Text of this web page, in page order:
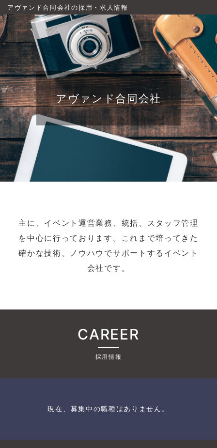
アヴァンド合同会社の採用・求人情報
アヴァンド合同会社
主に、イベント運営業務、統括、スタッフ管理
を中心に行っております。これまで培ってきた
確かな技術、ノウハウでサポートするイベント
会社です。
CAREER
採用情報
現在、募集中の職種はありません。